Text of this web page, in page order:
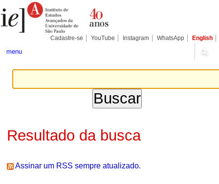
para
conteúdo.
Pessoais
Cadastre-se YouTube Instagram WhatsApp English
menu
Resultado da busca
Assinar um RSS sempre atualizado.